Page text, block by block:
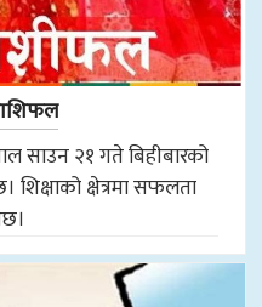
साउन २१ गते बिहीबारको
शिक्षाको क्षेत्रमा सफलता